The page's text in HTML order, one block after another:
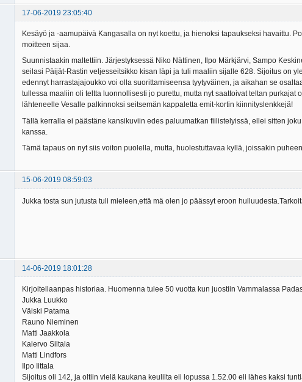
17-06-2019 23:05:40
Kesäyö ja -aamupäivä Kangasalla on nyt koettu, ja hienoksi tapaukseksi havaittu.
moitteen sijaa.
Suunnistaakin maltettiin. Järjestyksessä Niko Nättinen, Ilpo Märkjärvi, Sampo
seilasi Päijät-Rastin veljesseitsikko kisan läpi ja tuli maaliin sijalle 628. Sijoitus on
edennyt harrastajajoukko voi olla suorittamiseensa tyytyväinen, ja aikahan se
tullessa maaliin oli teltta luonnollisesti jo purettu, mutta nyt saattoivat teltan
lähteneelle Vesalle palkinnoksi seitsemän kappaletta emit-kortin kiinnityslenkkejä!
Tällä kerralla ei päästäne kansikuviin edes paluumatkan fiilistelyissä, ellei sitten
kanssa.
Tämä tapaus on nyt siis voiton puolella, mutta, huolestuttavaa kyllä, joissakin
15-06-2019 08:59:03
Jukka tosta sun jutusta tuli mieleen,että mä olen jo päässyt eroon
14-06-2019 18:01:28
Kirjoitellaanpas historiaa. Huomenna tulee 50 vuotta kun juostiin Vammalassa
Jukka Luukko
Väiski Patama
Rauno Nieminen
Matti Jaakkola
Kalervo Siltala
Matti Lindfors
Ilpo Iittala
Sijoitus oli 142, ja oltiin vielä kaukana keulilta eli lopussa 1.52.00 eli lähes kaksi